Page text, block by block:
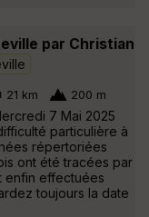
par Christian
21 km 200 m
7 Mai 2025
particulière à
répertoriées
ont été tracées par
enfin effectuées
toujours la date